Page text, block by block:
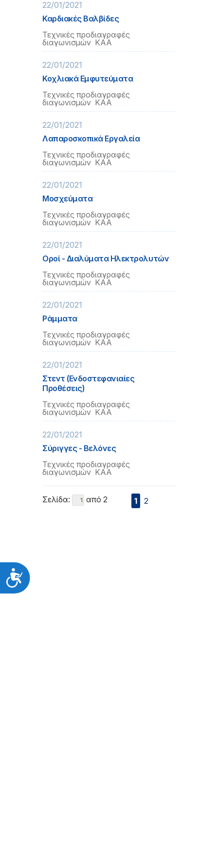
Προσιτότητα
22/01/2021
Καρδιακές Βαλβίδες
Τεχνικές προδιαγραφές
διαγωνισμών ΚΑΑ
22/01/2021
Κοχλιακά Εμφυτεύματα
Τεχνικές προδιαγραφές
διαγωνισμών ΚΑΑ
22/01/2021
Λαπαροσκοπικά Εργαλεία
Τεχνικές προδιαγραφές
διαγωνισμών ΚΑΑ
22/01/2021
Μοσχεύματα
Τεχνικές προδιαγραφές
διαγωνισμών ΚΑΑ
22/01/2021
Οροί - Διαλύματα Ηλεκτρολυτών
Τεχνικές προδιαγραφές
διαγωνισμών ΚΑΑ
22/01/2021
Ράμματα
Τεχνικές προδιαγραφές
διαγωνισμών ΚΑΑ
22/01/2021
Στεντ (Ενδοστεφανιαίες
Προθέσεις)
Τεχνικές προδιαγραφές
διαγωνισμών ΚΑΑ
22/01/2021
Σύριγγες - Βελόνες
Τεχνικές προδιαγραφές
διαγωνισμών ΚΑΑ
Σελίδα: από 2 1 2